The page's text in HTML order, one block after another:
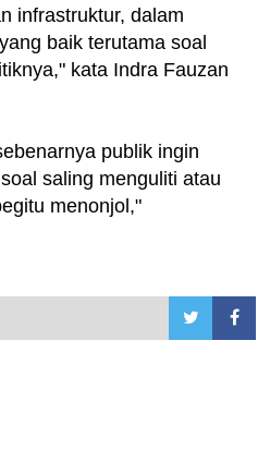
infrastruktur, dalam
baik terutama soal
kata Indra Fauzan
publik ingin
saling menguliti atau
menonjol,"